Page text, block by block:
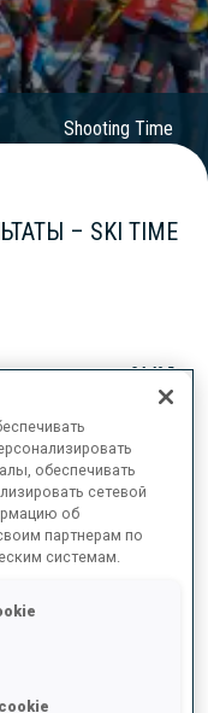
Shooting Time
– SKI TIME
34:49.5
34:52.5
обеспечивать
сетевой
об
партнерам по
системам.